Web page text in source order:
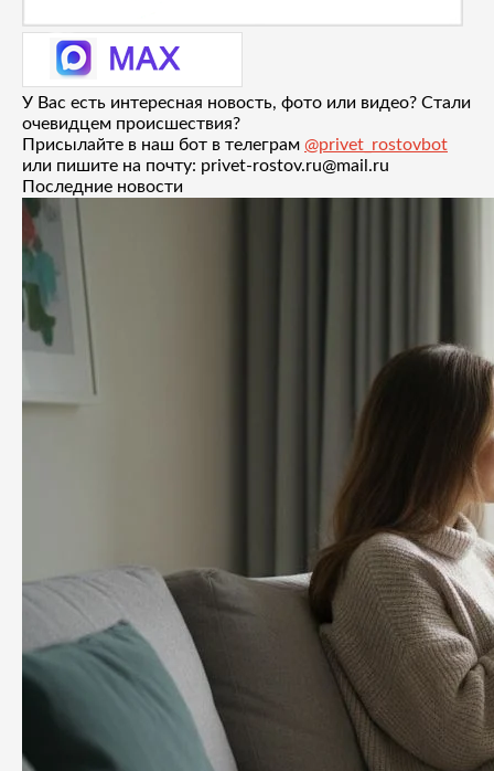
У Вас есть интересная новость, фото или видео? Стали
очевидцем происшествия?
Присылайте в наш бот в телеграм @privet_rostovbot
или пишите на почту: privet-rostov.ru@mail.ru
Последние новости